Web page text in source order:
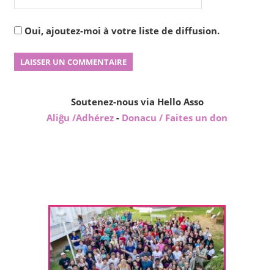
Oui, ajoutez-moi à votre liste de diffusion.
Soutenez-nous via Hello Asso
Aliĝu /Adhérez - Donacu / Faites un don